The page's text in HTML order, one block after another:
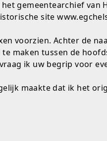
gemeentearchief van
site
voorzien. Achter de
maken tussen de
ik uw begrip voor
maakte dat ik het